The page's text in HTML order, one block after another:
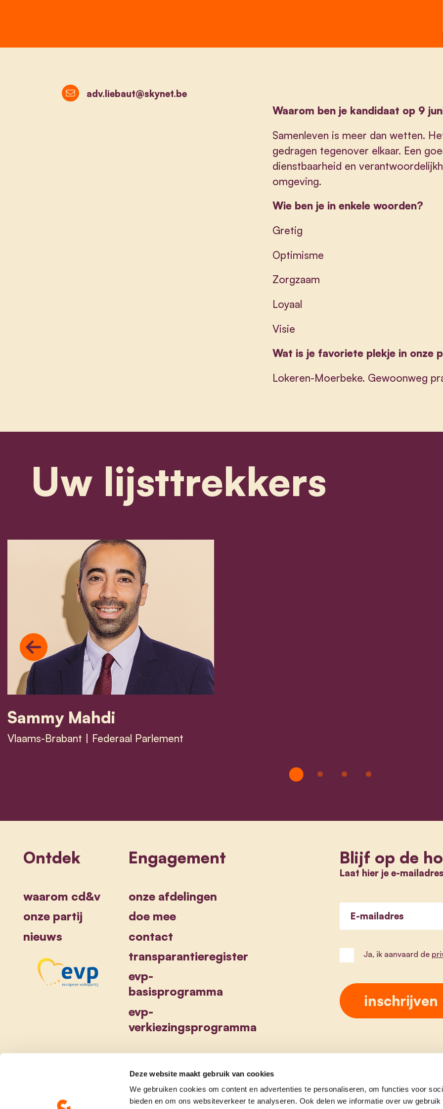
Deze website maakt gebruik van cookies
We gebruiken cookies om content en advertenties te personaliseren, om functies voor
bieden en om ons websiteverkeer te analyseren. Ook delen we informatie over uw gebruik
Waarom ben je kandidaat op 9
Samenleven is meer dan wetten.
gedragen tegenover elkaar. Een
dienstbaarheid en
omgeving.
Wie ben je in enkele woorden?
Gretig
Optimisme
Zorgzaam
Loyaal
Visie
Wat is je favoriete plekje in onze
Lokeren-Moerbeke. Gewoonweg
adv.liebaut@skynet.be
Uw lijsttrekkers
Sammy Mahdi
Vlaams-Brabant | Federaal Parlement
Previous
Ontdek
waarom cd&v
onze partij
nieuws
Engagement
onze afdelingen
doe mee
contact
transparantieregister
evp-
basisprogramma
evp-
verkiezingsprogramma
Blijf op de
Laat hier je e-
E-mailadres
Ja, ik aanvaard de